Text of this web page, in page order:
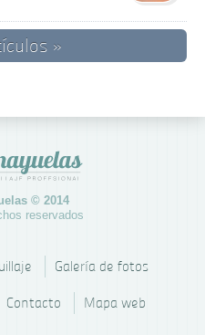
»
© 2014
reservados
Galería de fotos
Contacto Mapa web